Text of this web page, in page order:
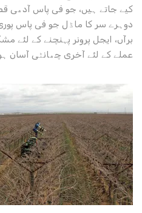
کیے جاتے ہیں، جو فی پاس آدھی
دوہرے سر کا ماڈل جو فی پاس
برآں، ایجل پرونر پہنچنے کے لئے
عملے کے لئے آخری چھانٹی آسان